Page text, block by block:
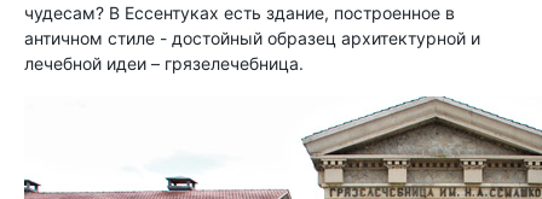
чудесам? В Ессентуках есть здание, построенное в
античном стиле - достойный образец архитектурной и
лечебной идеи – грязелечебница.